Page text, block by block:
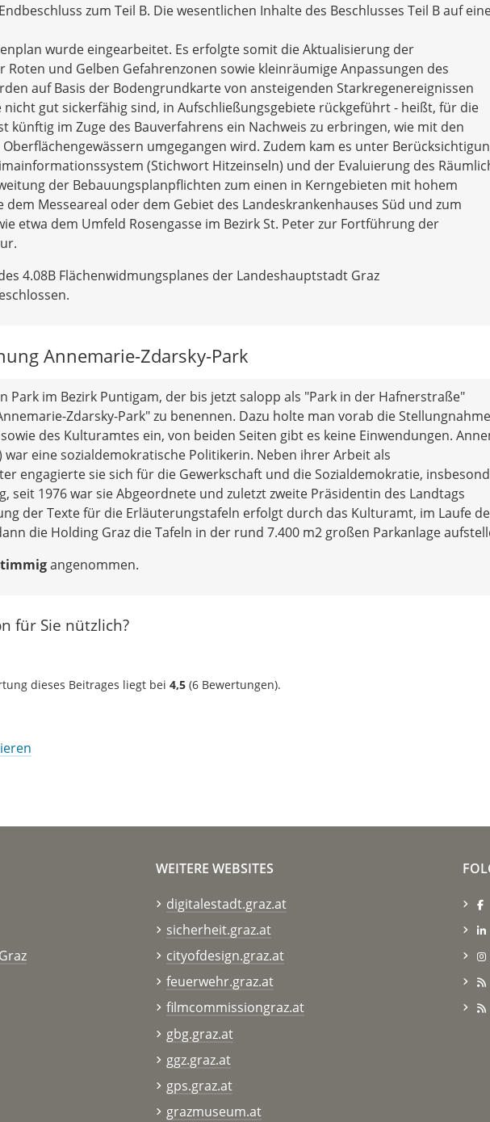
zum Teil B. Die wesentlichen Inhalte des Beschlusses Teil B auf
wurde eingearbeitet. Es erfolgte somit die Aktualisierung der
Roten und Gelben Gefahrenzonen sowie kleinräumige Anpassungen des
auf Basis der Bodengrundkarte von ansteigenden Starkregenereignissen
nicht gut sickerfähig sind, in Aufschließungsgebiete rückgeführt - heißt, für die
künftig im Zuge des Bauverfahrens ein Nachweis zu erbringen, wie mit den
umgegangen wird. Zudem kam es unter
(Stichwort Hitzeinseln) und der Evaluierung des
der Bebauungsplanpflichten zum einen in Kerngebieten mit hohem
dem Messeareal oder dem Gebiet des Landeskrankenhauses Süd und zum
etwa dem Umfeld Rosengasse im Bezirk St. Peter zur Fortführung der
4.08B Flächenwidmungsplanes der Landeshauptstadt Graz
Annemarie-Zdarsky-Park
Park im Bezirk Puntigam, der bis jetzt salopp als "Park in der Hafnerstraße"
Zdarsky-Park" zu benennen. Dazu holte man vorab die
des Kulturamtes ein, von beiden Seiten gibt es keine Einwendungen.
war eine sozialdemokratische Politikerin. Neben ihrer Arbeit als
engagierte sie sich für die Gewerkschaft und die Sozialdemokratie,
seit 1976 war sie Abgeordnete und zuletzt zweite Präsidentin des Landtags
der Texte für die Erläuterungstafeln erfolgt durch das Kulturamt, im Laufe
die Holding Graz die Tafeln in der rund 7.400 m2 großen Parkanlage
angenommen.
für Sie nützlich?
dieses Beitrages liegt bei 4,5 (6 Bewertungen).
WEITERE WEBSITES
digitalestadt.graz.at
sicherheit.graz.at
cityofdesign.graz.at
feuerwehr.graz.at
filmcommissiongraz.at
gbg.graz.at
ggz.graz.at
gps.graz.at
grazmuseum.at